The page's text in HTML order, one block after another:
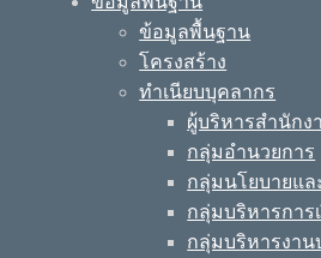
ข้อมูลพื้นฐาน
โครงสร้าง
ทำเนียบบุคลากร
ผู้บริหารสำนักง
กลุ่มอำนวยการ
กลุ่มนโยบายแล
กลุ่มบริหารการ
กลุ่มบริหารงา